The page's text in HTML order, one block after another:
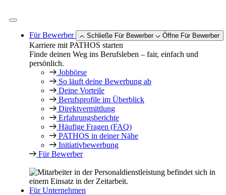
Inhalt
Für Bewerber
Schließe Für Bewerber Öffne Für Bewerber
Karriere mit PATHOS starten
Finde deinen Weg ins Berufsleben – fair, einfach und
persönlich.
Jobbörse
So läuft deine Bewerbung ab
Deine Vorteile
Berufsprofile im Überblick
Direktvermittlung
Erfahrungsberichte
Häufige Fragen (FAQ)
PATHOS in deiner Nähe
Initiativbewerbung
Für Bewerber
Für Unternehmen